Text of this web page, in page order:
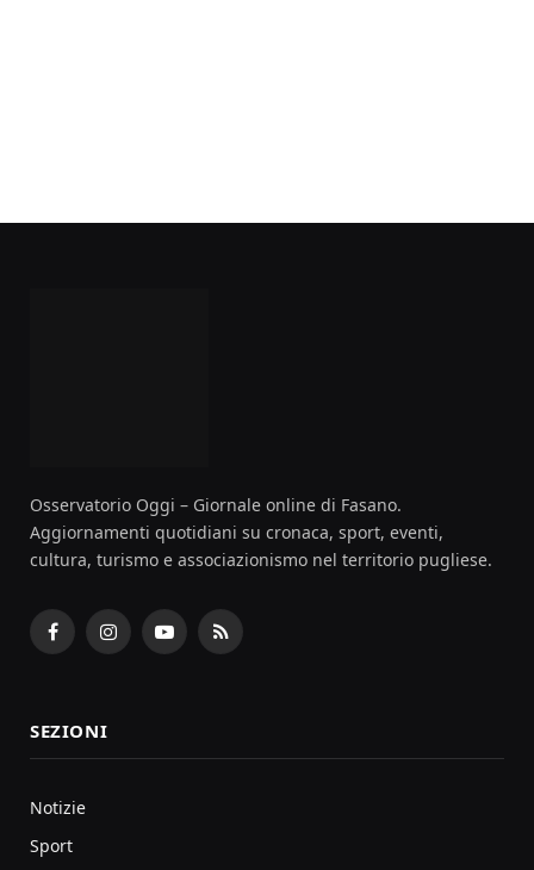
Osservatorio Oggi – Giornale online di Fasano.
Aggiornamenti quotidiani su cronaca, sport, eventi,
cultura, turismo e associazionismo nel territorio pugliese.
FacebookInstagramYouTubeRSS
SEZIONI
Notizie
Sport